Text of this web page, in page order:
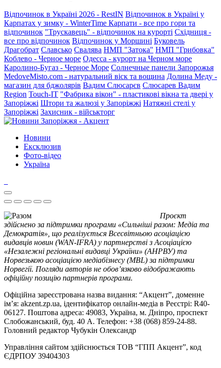
Відпочинок в Україні 2026 - RestIN Відпочинок в Україні у
Карпатах у зимку - WinterTime Карпати - все про гори та
відпочинок "Трускавець" - відпочинок на курорті Східниця -
все про відпочинок Відпочинок у Моршині Буковель
Драгобрат Славсько Свалява НМП "Затока" НМП "Грибовка"
Коблево - Черное море Одесса - курорт на Черном море
Каролино-Бугаз - Черное Море Солнечные панели Запорожья
MedoveMisto.com - натуральний віск та вощина Долина Меду -
магазин для бджолярів Вадим Слюсарєв Слюсарев Вадим
Region Touch-IT "Фабрика вікон" - пластикові вікна та двері у
Запоріжжі Штори та жалюзі у Запоріжжі Натяжні стелі у
Запоріжжі Захисник - військторг
Новини
Ексклюзив
Фото-відео
Україна
Проєкт
здійснено за підтримки програми «Сильніші разом: Медіа та
Демократія», що реалізується Всесвітньою асоціацією
видавців новин (WAN-IFRA) у партнерстві з Асоціацією
«Незалежні регіональні видавці України» (АНРВУ) та
Норвезькою асоціацією медіабізнесу (MBL) за підтримки
Норвегії. Погляди авторів не обов’язково відображають
офіційну позицію партнерів програми.
Офіційна зареєстрована назва видання: “Акцент”, доменне
ім’я: akzent.zp.ua, ідентифікатор онлайн-медіа в Реєстрі: R40-
06127. Поштова адреса: 49083, Україна, м. Дніпро, проспект
Слобожанський, буд. 40 А. Телефон: +38 (068) 859-24-88.
Головний редактор Чубукін Олександр
Управління сайтом здійснюється ТОВ “ГПП Акцент”, код
ЄДРПОУ 39404303